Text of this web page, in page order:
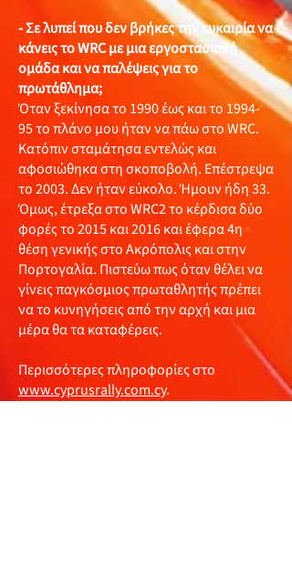
- Σε λυπεί που δεν βρήκες την ευκαιρία να
κάνεις το WRC με μια εργοστασιακή
ομάδα και να παλέψεις για το
πρωτάθλημα;
Όταν ξεκίνησα το 1990 έως και το 1994-
95 το πλάνο μου ήταν να πάω στο WRC.
Κατόπιν σταμάτησα εντελώς και
αφοσιώθηκα στη σκοποβολή. Επέστρεψα
το 2003. Δεν ήταν εύκολο. Ήμουν ήδη 33.
Όμως, έτρεξα στο WRC2 το κέρδισα δύο
φορές το 2015 και 2016 και έφερα 4η
θέση γενικής στο Ακρόπολις και στην
Πορτογαλία. Πιστεύω πως όταν θέλει να
γίνεις παγκόσμιος πρωταθλητής πρέπει
να το κυνηγήσεις από την αρχή και μια
μέρα θα τα καταφέρεις.
Περισσότερες πληροφορίες στο
www.cyprusrally.com.cy.